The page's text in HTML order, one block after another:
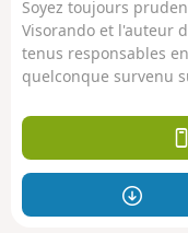
Soyez toujours
Visorando et l'auteur
tenus responsables
quelconque survenu